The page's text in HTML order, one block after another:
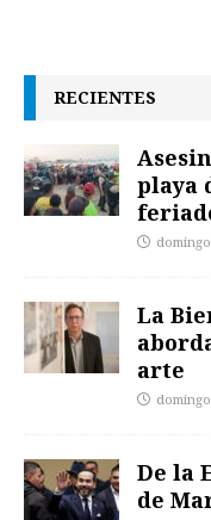
RECIENTES
playa
La
arte
De la
de